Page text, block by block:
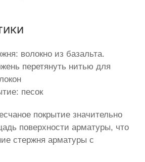
волокно из базальта.
перетянуть нитью для
песок
покрытие значительно
поверхности арматуры, что
стержня арматуры с